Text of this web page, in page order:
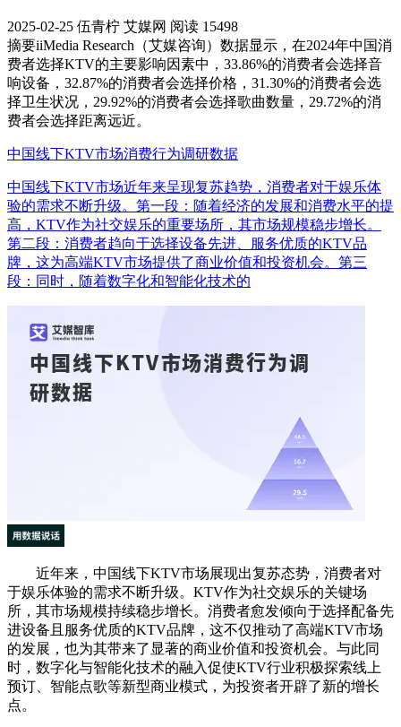
2025-02-25 伍青柠 艾媒网 阅读 15498
摘要iiMedia Research（艾媒咨询）数据显示，在2024年中国消
费者选择KTV的主要影响因素中，33.86%的消费者会选择音
响设备，32.87%的消费者会选择价格，31.30%的消费者会选
择卫生状况，29.92%的消费者会选择歌曲数量，29.72%的消
费者会选择距离远近。
中国线下KTV市场消费行为调研数据
中国线下KTV市场近年来呈现复苏趋势，消费者对于娱乐体
验的需求不断升级。第一段：随着经济的发展和消费水平的提
高，KTV作为社交娱乐的重要场所，其市场规模稳步增长。
第二段：消费者趋向于选择设备先进、服务优质的KTV品
牌，这为高端KTV市场提供了商业价值和投资机会。第三
段：同时，随着数字化和智能化技术的
近年来，中国线下KTV市场展现出复苏态势，消费者对
于娱乐体验的需求不断升级。KTV作为社交娱乐的关键场
所，其市场规模持续稳步增长。消费者愈发倾向于选择配备先
进设备且服务优质的KTV品牌，这不仅推动了高端KTV市场
的发展，也为其带来了显著的商业价值和投资机会。与此同
时，数字化与智能化技术的融入促使KTV行业积极探索线上
预订、智能点歌等新型商业模式，为投资者开辟了新的增长
点。